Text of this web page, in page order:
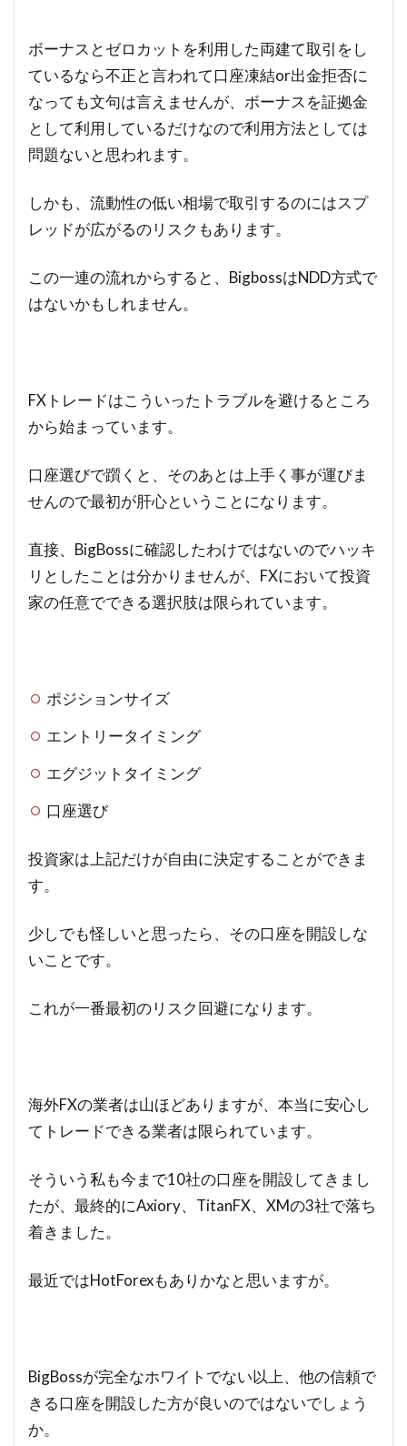
ボーナスとゼロカットを利用した両建て取引をし
ているなら不正と言われて口座凍結or出金拒否に
なっても文句は言えませんが、ボーナスを証拠金
として利用しているだけなので利用方法としては
問題ないと思われます。
しかも、流動性の低い相場で取引するのにはスプ
レッドが広がるのリスクもあります。
この一連の流れからすると、BigbossはNDD方式で
はないかもしれません。
FXトレードはこういったトラブルを避けるところ
から始まっています。
口座選びで躓くと、そのあとは上手く事が運びま
せんので最初が肝心ということになります。
直接、BigBossに確認したわけではないのでハッキ
リとしたことは分かりませんが、FXにおいて投資
家の任意でできる選択肢は限られています。
ポジションサイズ
エントリータイミング
エグジットタイミング
口座選び
投資家は上記だけが自由に決定することができま
す。
少しでも怪しいと思ったら、その口座を開設しな
いことです。
これが一番最初のリスク回避になります。
海外FXの業者は山ほどありますが、本当に安心し
てトレードできる業者は限られています。
そういう私も今まで10社の口座を開設してきまし
たが、最終的にAxiory、TitanFX、XMの3社で落ち
着きました。
最近ではHotForexもありかなと思いますが。
BigBossが完全なホワイトでない以上、他の信頼で
きる口座を開設した方が良いのではないでしょう
か。